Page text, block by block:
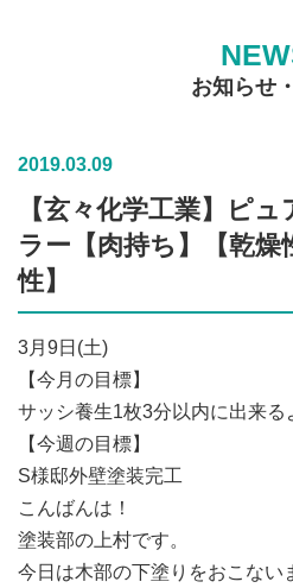
お知らせ
2019.03.09
【玄々化学工業】ピ
ラー【肉持ち】【乾燥
性】
3月9日(土)
【今月の目標】
サッシ養生1枚3分以内に出来る
【今週の目標】
S様邸外壁塗装完工
こんばんは！
塗装部の上村です。
今日は木部の下塗りをおこない